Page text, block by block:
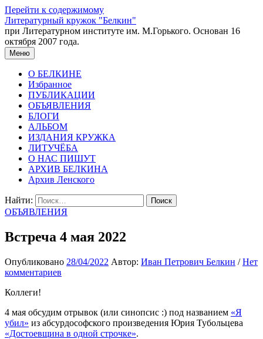
Перейти к содержимому
Литературный кружок "Белкин"
при Литературном институте им. М.Горького. Основан 16
октября 2007 года.
Меню
О БЕЛКИНЕ
Избранное
ПУБЛИКАЦИИ
ОБЪЯВЛЕНИЯ
БЛОГИ
АЛЬБОМ
ИЗДАНИЯ КРУЖКА
ЛИТУЧЁБА
О НАС ПИШУТ
АРХИВ БЕЛКИНА
Архив Ленского
Найти:
ОБЪЯВЛЕНИЯ
Встреча 4 мая 2022
Опубликовано 28/04/2022 Автор: Иван Петрович Белкин /Нет
комментариев
Коллеги!
4 мая обсудим отрывок (или синопсис :) под названием «Я
убил» из абсурдософского произведения Юрия Тубольцева
«Достоевщина в одной строчке».